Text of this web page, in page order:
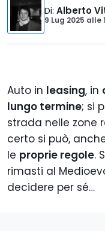
Di: Alberto
9 Lug 2025 alle
Auto in leasing, in
lungo termine; si
strada nelle zone
certo si può,
le proprie regole.
rimasti al
decidere per sé…